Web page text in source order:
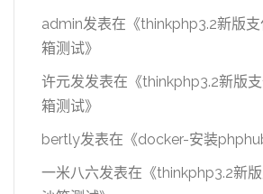
admin发表在《thinkphp3.2新版
箱测试》
许元发发表在《thinkphp3.2新版
箱测试》
bertly发表在《docker-安装
一米八六发表在《thinkphp3.2新